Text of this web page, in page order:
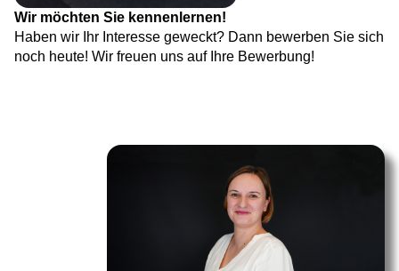
Wir möchten Sie kennenlernen!
Haben wir Ihr Interesse geweckt? Dann bewerben Sie sich
noch heute! Wir freuen uns auf Ihre Bewerbung!